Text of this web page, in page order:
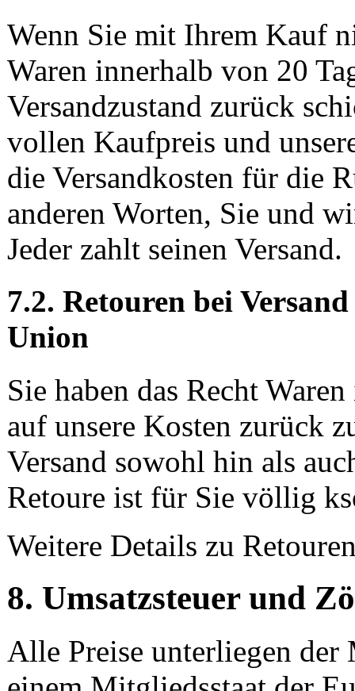
Wenn Sie mit Ihrem Kauf
Waren innerhalb von 20
Versandzustand zurück
vollen Kaufpreis und
die Versandkosten für die
anderen Worten, Sie und
Jeder zahlt seinen Versand.
7.2. Retouren bei
Union
Sie haben das Recht
auf unsere Kosten zurück
Versand sowohl hin als
Retoure ist für Sie völlig
Weitere Details zu
8. Umsatzsteuer und
Alle Preise unterliegen der